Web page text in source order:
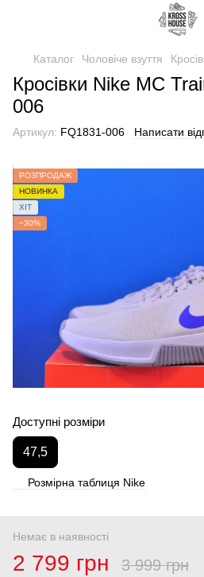
Каталог Чоловіче взуття
Кросівки Nike MC
006
Артикул: FQ1831-006 Написати
РОЗПРОДАЖ
НОВИНКА
ХІТ
−30%
Доступні розміри
47,5
Розмірна таблиця Nike
Немає в наявності
2 799 грн 3 999 грн